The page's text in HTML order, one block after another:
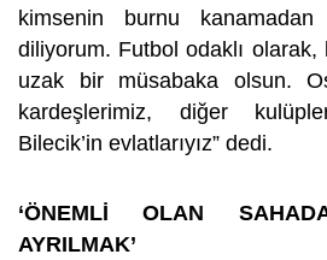
kimsenin burnu
diliyorum. Futbol odaklı
uzak bir müsabaka olsun.
kardeşlerimiz, diğer
Bilecik’in evlatlarıyız” dedi.
‘ÖNEMLİ OLAN
AYRILMAK’